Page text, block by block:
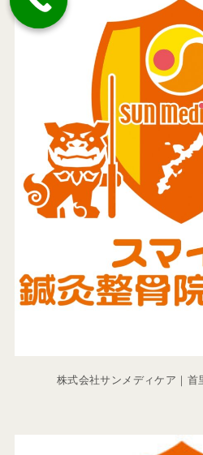
株式会社サンメディケア｜首